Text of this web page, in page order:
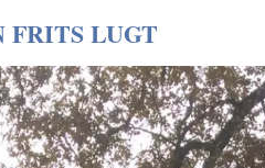
LUGT